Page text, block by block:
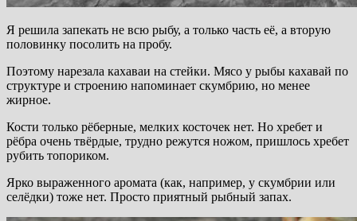
Я решила запекать не всю рыбу, а только часть её, а вторую
половинку посолить на пробу.
Поэтому нарезала кахаваи на стейки. Мясо у рыбы кахавай по
структуре и строению напоминает скумбрию, но менее
жирное.
Кости только рёберные, мелких косточек нет. Но хребет и
рёбра очень твёрдые, трудно режутся ножом, пришлось хребет
рубить топориком.
Ярко выраженного аромата (как, например, у скумбрии или
селёдки) тоже нет. Просто приятный рыбный запах.